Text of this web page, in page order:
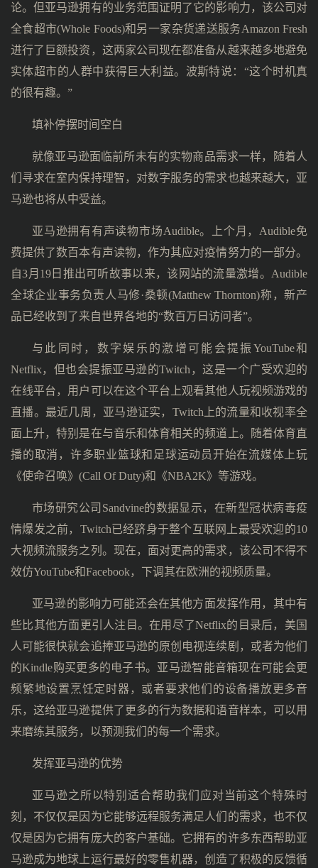
论。但亚马逊拥有的业务范围证明了它的影响力，该公司对
全食超市(Whole Foods)和另一家杂货递送服务Amazon Fresh
进行了巨额投资，这两家公司现在都准备从越来越多地避免
实体超市的人群中获得巨大利益。波斯特说：“这个时机真
的很有趣。”
填补停摆时间空白
就像亚马逊面临前所未有的实物商品需求一样，随着人
们寻求在室内保持理智，对数字服务的需求也越来越大，亚
马逊也将从中受益。
亚马逊拥有有声读物市场Audible。上个月，Audible免
费提供了数百本有声读物，作为其应对疫情努力的一部分。
自3月19日推出可听故事以来，该网站的流量激增。Audible
全球企业事务负责人马修·桑顿(Matthew Thornton)称，新产
品已经收到了来自世界各地的“数百万日访问者”。
与此同时，数字娱乐的激增可能会提振YouTube和
Netflix，但也会提振亚马逊的Twitch，这是一个广受欢迎的
在线平台，用户可以在这个平台上观看其他人玩视频游戏的
直播。最近几周，亚马逊证实，Twitch上的流量和收视率全
面上升，特别是在与音乐和体育相关的频道上。随着体育直
播的取消，许多职业篮球和足球运动员开始在流媒体上玩
《使命召唤》(Call Of Duty)和《NBA2K》等游戏。
市场研究公司Sandvine的数据显示，在新型冠状病毒疫
情爆发之前，Twitch已经跻身于整个互联网上最受欢迎的10
大视频流服务之列。现在，面对更高的需求，该公司不得不
效仿YouTube和Facebook，下调其在欧洲的视频质量。
亚马逊的影响力可能还会在其他方面发挥作用，其中有
些比其他方面更引人注目。在用尽了Netflix的目录后，美国
人可能很快就会追捧亚马逊的原创电视连续剧，或者为他们
的Kindle购买更多的电子书。亚马逊智能音箱现在可能会更
频繁地设置烹饪定时器，或者要求他们的设备播放更多音
乐，这给亚马逊提供了更多的行为数据和语音样本，可以用
来磨练其服务，以预测我们的每一个需求。
发挥亚马逊的优势
亚马逊之所以特别适合帮助我们应对当前这个特殊时
刻，不仅仅是因为它能够远程服务满足人们的需求，也不仅
仅是因为它拥有庞大的客户基础。它拥有的许多东西帮助亚
马逊成为地球上运行最好的零售机器，创造了积极的反馈循